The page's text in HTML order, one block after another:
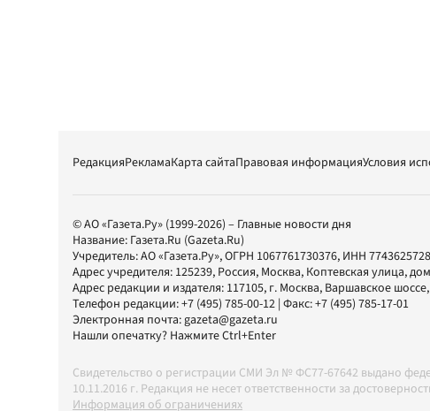
РедакцияРекламаКарта сайтаПравовая информацияУсловия
© АО «Газета.Ру» (1999-2026) – Главные новости дня
Название: Газета.Ru (Gazeta.Ru)
Учредитель:АО «Газета.Ру», ОГРН 1067761730376, ИНН 7743625728
Адрес учредителя: 125239, Россия, Москва, Коптевская улица,
Адрес редакции и издателя: 117105, г. Москва, Варшавское шоссе,
Телефон редакции:+7 (495) 785-00-12 | Факс:+7 (495) 785-17-01
Электронная почта:gazeta@gazeta.ru
Нашли опечатку? Нажмите Ctrl+Enter
Свидетельство о регистрации СМИ Эл № ФС77-67642 выдано
10.11.2016 г. Редакция не несет ответственности за
Информация об ограничениях